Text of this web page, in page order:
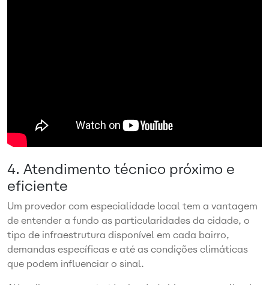
4. Atendimento técnico próximo e
eficiente
Um provedor com especialidade local tem a vantagem
de entender a fundo as particularidades da cidade, o
tipo de infraestrutura disponível em cada bairro,
demandas específicas e até as condições climáticas
que podem influenciar o sinal.